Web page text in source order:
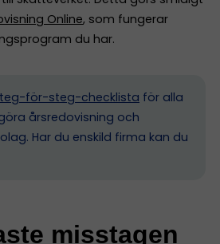
Online, som fungerar
du har.
för-steg-checklista för alla
årsredovisning och
Har du enskild firma kan du
misstagen